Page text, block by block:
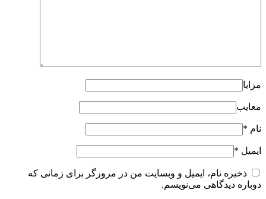
مزایا
معایب
نام *
ایمیل *
ذخیره نام، ایمیل و وبسایت من در مرورگر برای زمانی که
دوباره دیدگاهی می‌نویسم.